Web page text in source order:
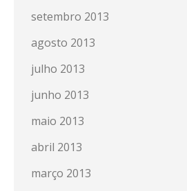
setembro 2013
agosto 2013
julho 2013
junho 2013
maio 2013
abril 2013
março 2013